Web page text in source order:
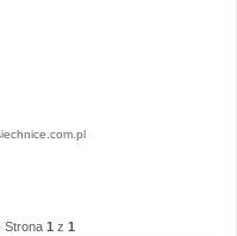
Strona 1 z 1